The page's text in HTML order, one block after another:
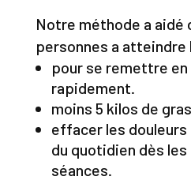
Notre méthode a aidé
personnes a
pour se remettre
rapidement.
moins 5 kilos de
effacer les
du quotidien dès
séances.